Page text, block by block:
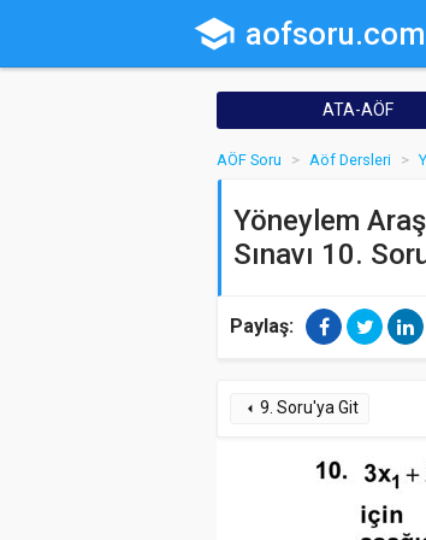
school aofsoru.com
ATA-AÖF
AÖF Soru Aöf Dersleri
Yöneylem
Sınavı 10.
Paylaş:
arrow_left 9. Soru'ya Git